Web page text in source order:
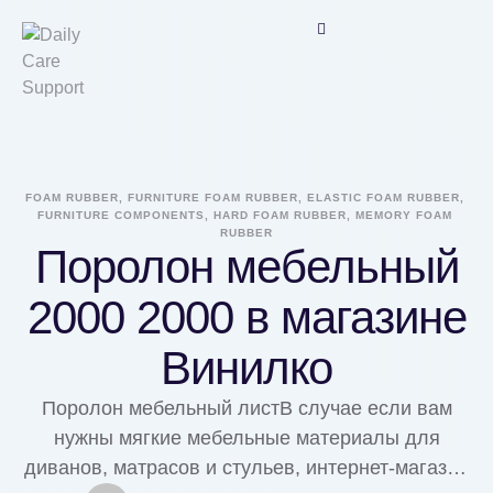
FOAM RUBBER, FURNITURE FOAM RUBBER, ELASTIC FOAM RUBBER,
FURNITURE COMPONENTS, HARD FOAM RUBBER, MEMORY FOAM
RUBBER
Поролон мебельный
2000 2000 в магазине
Винилко
Поролон мебельный листВ случае если вам
нужны мягкие мебельные материалы для
диванов, матрасов и стульев, интернет-магазин